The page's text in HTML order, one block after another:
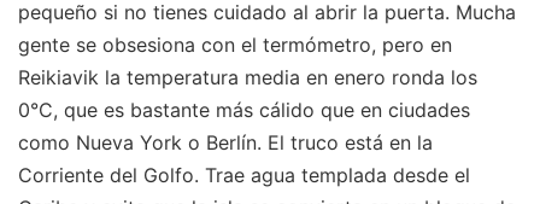
pequeño si no tienes cuidado al abrir la puerta. Mucha
gente se obsesiona con el termómetro, pero en
Reikiavik la temperatura media en enero ronda los
0°C, que es bastante más cálido que en ciudades
como Nueva York o Berlín. El truco está en la
Corriente del Golfo. Trae agua templada desde el